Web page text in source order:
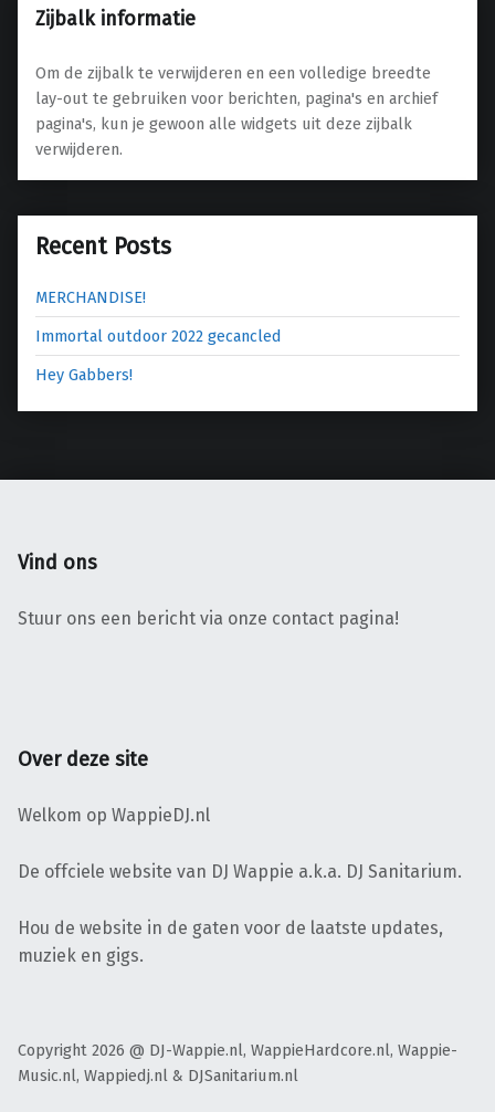
Zijbalk informatie
Om de zijbalk te verwijderen en een volledige breedte
lay-out te gebruiken voor berichten, pagina's en archief
pagina's, kun je gewoon alle widgets uit deze zijbalk
verwijderen.
Recent Posts
MERCHANDISE!
Immortal outdoor 2022 gecancled
Hey Gabbers!
Vind ons
Stuur ons een bericht via onze contact pagina!
Over deze site
Welkom op WappieDJ.nl
De offciele website van DJ Wappie a.k.a. DJ Sanitarium.
Hou de website in de gaten voor de laatste updates,
muziek en gigs.
Copyright 2026 @ DJ-Wappie.nl, WappieHardcore.nl, Wappie-
Music.nl, Wappiedj.nl & DJSanitarium.nl